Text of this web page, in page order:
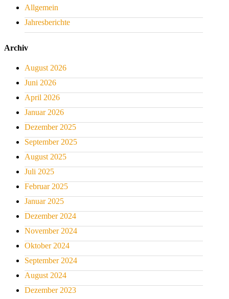
Allgemein
Jahresberichte
Archiv
August 2026
Juni 2026
April 2026
Januar 2026
Dezember 2025
September 2025
August 2025
Juli 2025
Februar 2025
Januar 2025
Dezember 2024
November 2024
Oktober 2024
September 2024
August 2024
Dezember 2023